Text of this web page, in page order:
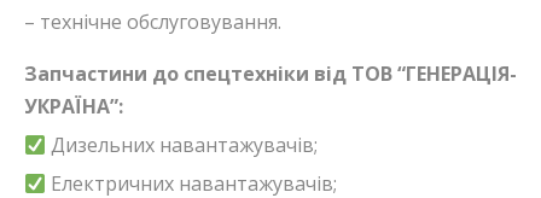
– технічне обслуговування.
Запчастини до спецтехніки від ТОВ “ГЕНЕРАЦІЯ-
УКРАЇНА”:
Дизельних навантажувачів;
Електричних навантажувачів;